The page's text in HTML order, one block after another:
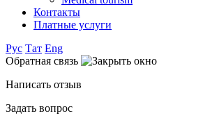
Контакты
Платные услуги
Рус Тат Eng
Обратная связь
Написать отзыв
Задать вопрос